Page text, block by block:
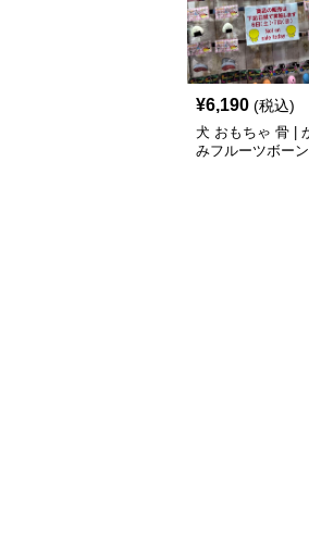
¥6,190 (税込)
犬 おもちゃ 骨 |
みフルーツボーン